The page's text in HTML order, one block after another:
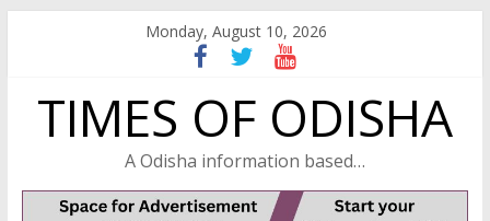
Monday, August 10, 2026
TIMES OF ODISHA
A Odisha information based…